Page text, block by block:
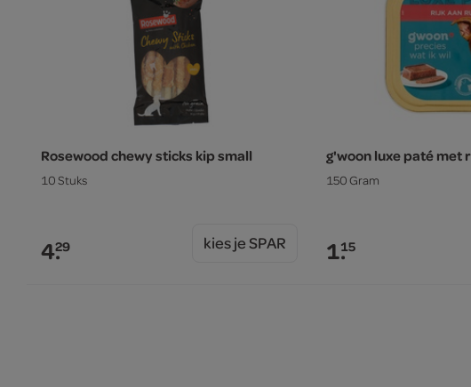
Rosewood chewy sticks kip small
10 Stuks
4.29 kies je SPAR
g'woon luxe paté met
150 Gram
1.15